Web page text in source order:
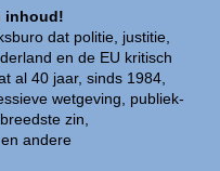
inhoud!
dat politie, justitie,
en de EU kritisch
al 40 jaar, sinds 1984,
wetgeving, publiek-
zin,
andere